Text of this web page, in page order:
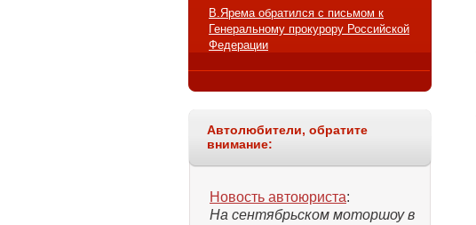
В.Ярема обратился с письмом к
Генеральному прокурору Российской
Федерации
Автолюбители, обратите
внимание:
Новость автоюриста:
На сентябрьском моторшоу в